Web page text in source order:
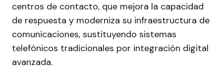
centros de contacto, que mejora la capacidad
de respuesta y moderniza su infraestructura de
comunicaciones, sustituyendo sistemas
telefónicos tradicionales por integración digital
avanzada.